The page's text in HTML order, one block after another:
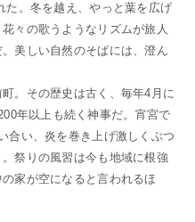
た。冬を越え、やっと葉を広げ
々の歌うようなリズムが旅人
美しい自然のそばには、澄ん
。その歴史は古く、毎年4月に
年以上も続く神事だ。宵宮で
合い、炎を巻き上げ激しくぶつ
祭りの風習は今も地域に根強
家が空になると言われるほ